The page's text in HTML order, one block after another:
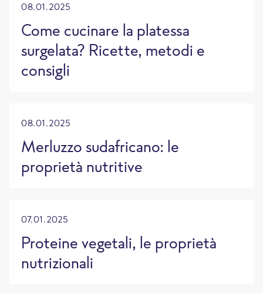
08.01.2025
Come cucinare la platessa
surgelata? Ricette, metodi e
consigli
08.01.2025
Merluzzo sudafricano: le
proprietà nutritive
07.01.2025
Proteine vegetali, le proprietà
nutrizionali